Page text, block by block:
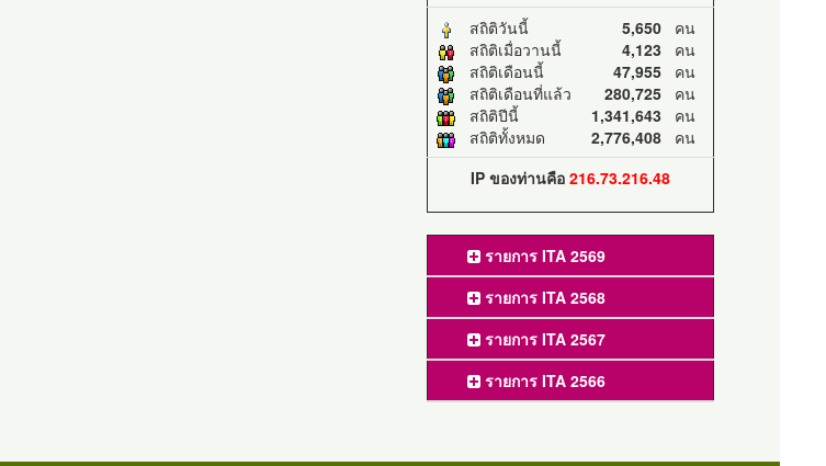
สถิติวันนี้
5,650คน
สถิติเมื่อวานนี้
4,123คน
สถิติเดือนนี้
47,955คน
สถิติเดือนที่แล้ว
280,725คน
สถิติปีนี้
1,341,643คน
สถิติทั้งหมด
2,776,408คน
IP ของท่านคือ 216.73.216.48
รายการ ITA 2569
รายการ ITA 2568
รายการ ITA 2567
รายการ ITA 2566